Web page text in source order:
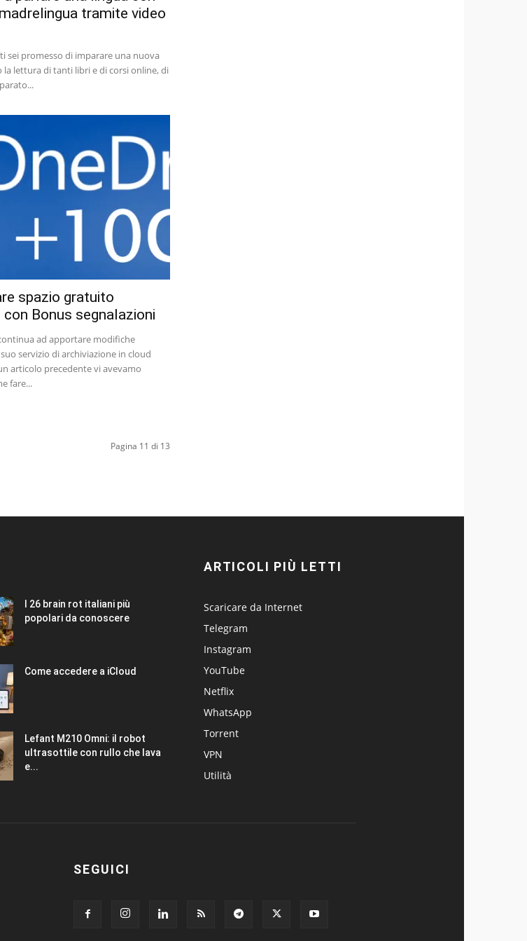
tramite video
sei promesso di imparare una nuova
la lettura di tanti libri e di corsi online, di
spazio gratuito
con Bonus segnalazioni
ad apportare modifiche
servizio di archiviazione in cloud
articolo precedente vi avevamo
fare...
Pagina 11 di 13
I 26 brain rot italiani più
popolari da conoscere
Come accedere a iCloud
Lefant M210 Omni: il robot
ultrasottile con rullo che lava
e...
ARTICOLI PIÙ LETTI
Scaricare da Internet
Telegram
Instagram
YouTube
Netflix
WhatsApp
Torrent
VPN
Utilità
SEGUICI